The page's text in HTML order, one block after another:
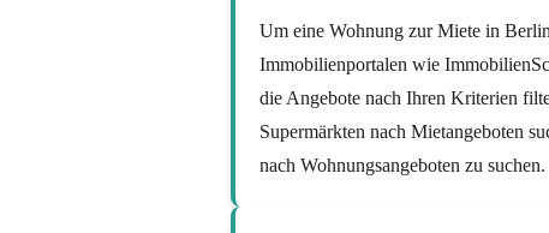
Um eine Wohnung zur Miete in
Immobilienportalen wie
die Angebote nach Ihren Kriterien
Supermärkten nach Mietangeboten
nach Wohnungsangeboten zu suchen.